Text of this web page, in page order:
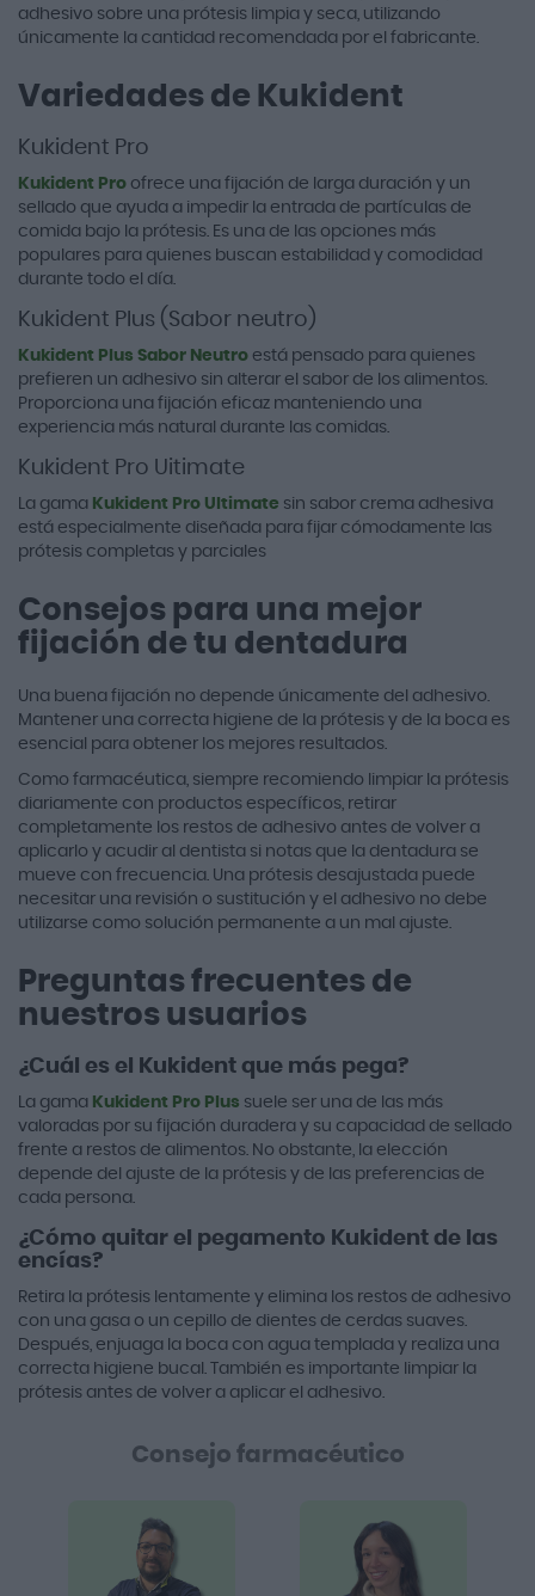
adhesivo sobre una prótesis limpia y seca, utilizando
únicamente la cantidad recomendada por el fabricante.
Variedades de Kukident
Kukident Pro
Kukident Pro ofrece una fijación de larga duración y un
sellado que ayuda a impedir la entrada de partículas de
comida bajo la prótesis. Es una de las opciones más
populares para quienes buscan estabilidad y comodidad
durante todo el día.
Kukident Plus (Sabor neutro)
Kukident Plus Sabor Neutro está pensado para quienes
prefieren un adhesivo sin alterar el sabor de los alimentos.
Proporciona una fijación eficaz manteniendo una
experiencia más natural durante las comidas.
Kukident Pro Uitimate
La gama Kukident Pro Ultimate sin sabor crema adhesiva
está especialmente diseñada para fijar cómodamente las
prótesis completas y parciales
Consejos para una mejor
fijación de tu dentadura
Una buena fijación no depende únicamente del adhesivo.
Mantener una correcta higiene de la prótesis y de la boca es
esencial para obtener los mejores resultados.
Como farmacéutica, siempre recomiendo limpiar la prótesis
diariamente con productos específicos, retirar
completamente los restos de adhesivo antes de volver a
aplicarlo y acudir al dentista si notas que la dentadura se
mueve con frecuencia. Una prótesis desajustada puede
necesitar una revisión o sustitución y el adhesivo no debe
utilizarse como solución permanente a un mal ajuste.
Preguntas frecuentes de
nuestros usuarios
¿Cuál es el Kukident que más pega?
La gama Kukident Pro Plus suele ser una de las más
valoradas por su fijación duradera y su capacidad de sellado
frente a restos de alimentos. No obstante, la elección
depende del ajuste de la prótesis y de las preferencias de
cada persona.
¿Cómo quitar el pegamento Kukident de las
encías?
Retira la prótesis lentamente y elimina los restos de adhesivo
con una gasa o un cepillo de dientes de cerdas suaves.
Después, enjuaga la boca con agua templada y realiza una
correcta higiene bucal. También es importante limpiar la
prótesis antes de volver a aplicar el adhesivo.
Consejo farmacéutico